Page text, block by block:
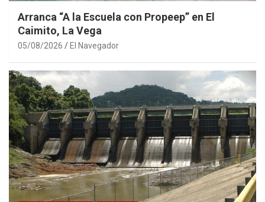
Arranca “A la Escuela con Propeep” en El
Caimito, La Vega
05/08/2026 El Navegador